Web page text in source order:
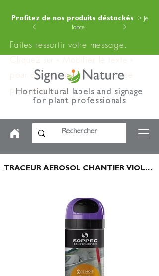
Profitez de nos produits déstockés
> Je
fonce !
Faites ressortir votre message.
Cliquez sur « Modifier le texte »
pour ajouter votre contenu à ce
paragraphe.
Horticultural labels and signage
for plant professionals
TRACEUR AEROSOL CHANTIER VIOLET FLUO 500Ml 12 MOIS